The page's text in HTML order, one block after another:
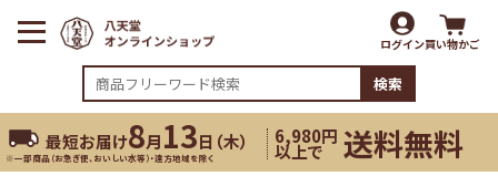
ログイン買い物かご
検索
最短お届け8月13日（木）
※一部商品（お急ぎ便、おいしい水等）・遠方地域を除く
6,980円
以上で 送料無料